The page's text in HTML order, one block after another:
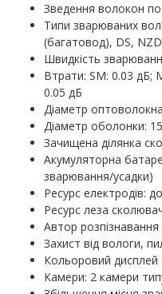
Зведення волокон по
Типи зварюваних
(багатовод), DS,
Швидкість
Втрати: SM: 0.03 дБ;
0.05 дБ
Діаметр
Діаметр оболонки:
Зачищена ділянка
Акумуляторна
зварювання/усадки)
Ресурс електродів:
Ресурс леза
Автор
Захист від вологи,
Кольоровий дисплей
Камери: 2 камери